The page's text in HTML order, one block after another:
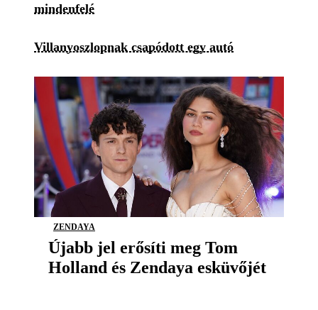
mindenfelé
Villanyoszlopnak csapódott egy autó
ZENDAYA
Újabb jel erősíti meg Tom
Holland és Zendaya esküvőjét